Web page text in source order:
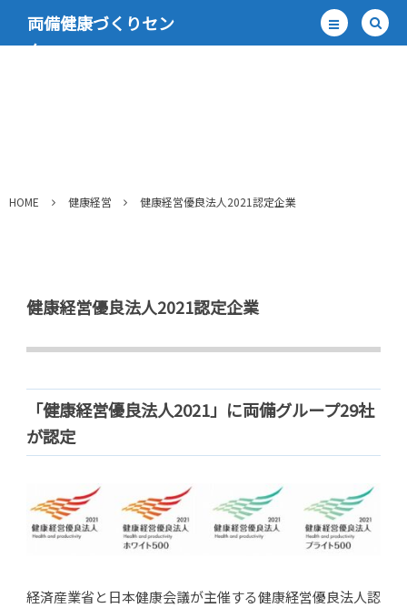
両備健康づくりセン
ター
HOME 健康経営 健康経営優良法人2021認定企業
健康経営優良法人2021認定企業
「健康経営優良法人2021」に両備グループ29社
が認定
経済産業省と日本健康会議が主催する健康経営優良法人認